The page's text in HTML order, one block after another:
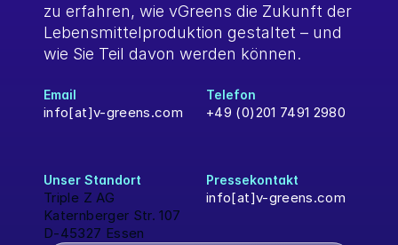
zu erfahren, wie vGreens die Zukunft der
Lebensmittelproduktion gestaltet – und
wie Sie Teil davon werden können.
Email
info[at]v-greens.com
Telefon
+49 (0)201 7491 2980
Unser Standort
Triple Z AG
Katernberger Str. 107
D-45327 Essen
Pressekontakt
info[at]v-greens.com